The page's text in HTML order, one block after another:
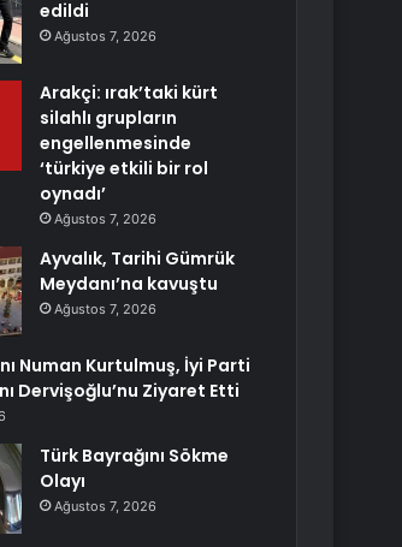
edildi
Ağustos 7, 2026
Arakçi: ırak’taki kürt
silahlı grupların
engellenmesinde
‘türkiye etkili bir rol
oynadı’
Ağustos 7, 2026
Ayvalık, Tarihi Gümrük
Meydanı’na kavuştu
Ağustos 7, 2026
Numan Kurtulmuş, İyi Parti
Dervişoğlu’nu Ziyaret Etti
Türk Bayrağını Sökme
Olayı
Ağustos 7, 2026